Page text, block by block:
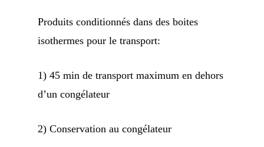
Produits conditionnés dans des boites
isothermes pour le transport:
1) 45 min de transport maximum en dehors
d’un congélateur
2) Conservation au congélateur